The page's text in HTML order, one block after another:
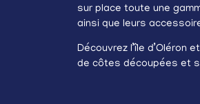
sur place toute une
ainsi que leurs
Découvrez l’île d’Oléron
de côtes découpées et